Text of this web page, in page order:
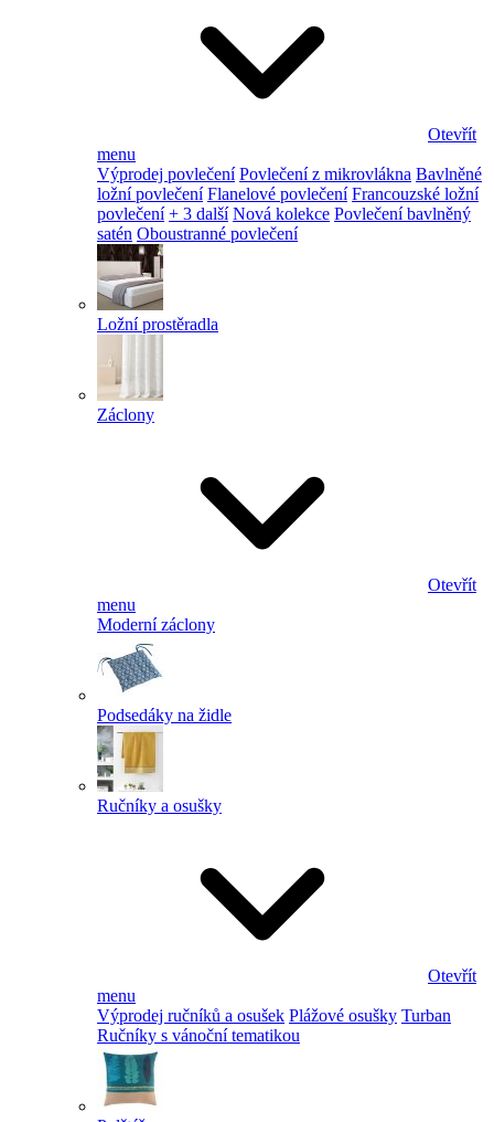
Otevřít
menu
Výprodej povlečení Povlečení z mikrovlákna Bavlněné
ložní povlečení Flanelové povlečení Francouzské ložní
povlečení + 3 další Nová kolekce Povlečení bavlněný
satén Oboustranné povlečení
Ložní prostěradla
Záclony
Otevřít
menu
Moderní záclony
Podsedáky na židle
Ručníky a osušky
Otevřít
menu
Výprodej ručníků a osušek Plážové osušky Turban
Ručníky s vánoční tematikou